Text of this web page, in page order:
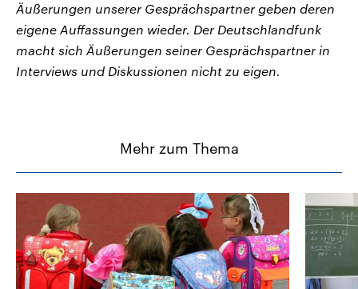
Äußerungen unserer Gesprächspartner geben deren
eigene Auffassungen wieder. Der Deutschlandfunk
macht sich Äußerungen seiner Gesprächspartner in
Interviews und Diskussionen nicht zu eigen.
Mehr zum Thema